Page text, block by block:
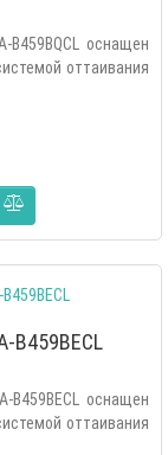
B459BQCL оснащен
оттаивания
B459BECL
B459BECL оснащен
оттаивания